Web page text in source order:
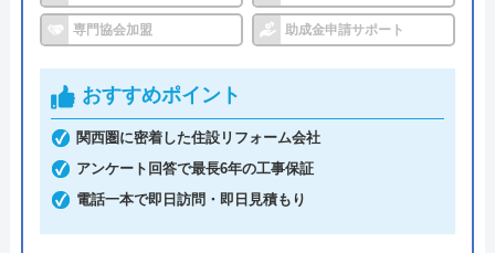
ハウスラボホーム の基本情報
運営会社 株式会社ハウスラボ
代表者 丸山英利
専門協会加盟 助成金申請サポート
おすすめポイント
関西圏に密着した住設リフォーム会社
アンケート回答で最長6年の工事保証
電話一本で即日訪問・即日見積もり